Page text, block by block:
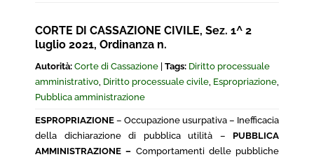
CORTE DI CASSAZIONE CIVILE, Sez. 1^ 2
luglio 2021, Ordinanza n.
Autorità: Corte di Cassazione Tags: Diritto processuale
amministrativo, Diritto processuale civile, Espropriazione,
Pubblica amministrazione
ESPROPRIAZIONE – Occupazione usurpativa – Inefficacia
della dichiarazione di pubblica utilità – PUBBLICA
AMMINISTRAZIONE – Comportamenti delle pubbliche